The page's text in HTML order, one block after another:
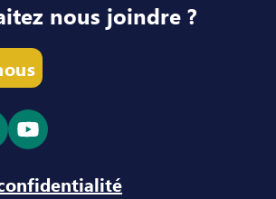
nous joindre ?
dans un nouvel onglet
lien dans un nouvel onglet
le lien dans un nouvel
Ouvrir le lien dans un